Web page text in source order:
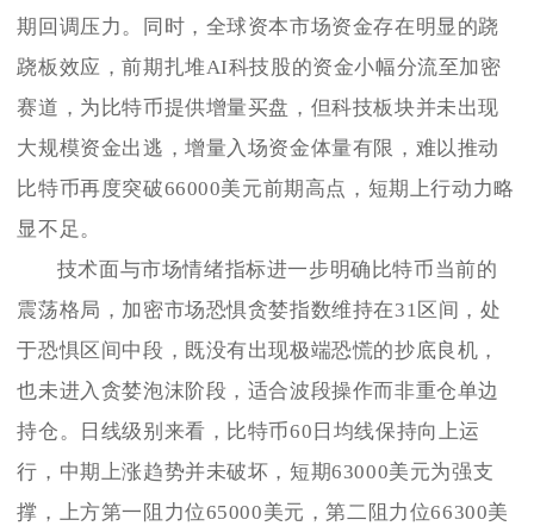
期回调压力。同时，全球资本市场资金存在明显的跷
跷板效应，前期扎堆AI科技股的资金小幅分流至加密
赛道，为比特币提供增量买盘，但科技板块并未出现
大规模资金出逃，增量入场资金体量有限，难以推动
比特币再度突破66000美元前期高点，短期上行动力略
显不足。
技术面与市场情绪指标进一步明确比特币当前的
震荡格局，加密市场恐惧贪婪指数维持在31区间，处
于恐惧区间中段，既没有出现极端恐慌的抄底良机，
也未进入贪婪泡沫阶段，适合波段操作而非重仓单边
持仓。日线级别来看，比特币60日均线保持向上运
行，中期上涨趋势并未破坏，短期63000美元为强支
撑，上方第一阻力位65000美元，第二阻力位66300美